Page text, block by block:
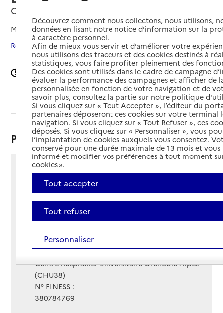
Coublevie, ISERE
Mis à jour le08/12/2025
Rechercher les établissements autour de Coublevie
Signaler une erreur
Sommaire
Présentation
Chemin des Dominicains
38500 - Coublevie
Voir itinéraire
Téléphone :
04 76 67 13 10
Contact
Contact
Site Internet
Site internet non renseigné
Gestionnaire :
Centre hospitalier universitaire Grenoble Alpes
(CHU38)
N° FINESS :
380784769
Découvrez comment nous collectons, nous utilisons,
données en lisant notre notice d’information sur la
à caractère personnel.
Afin de mieux vous servir et d’améliorer votre
nous utilisons des traceurs et des cookies destinés à
statistiques, vous faire profiter pleinement des
Des cookies sont utilisés dans le cadre de campagne
évaluer la performance des campagnes et afficher de
personnalisée en fonction de votre navigation et de
savoir plus, consultez la partie sur notre politique
Si vous cliquez sur « Tout Accepter », l’éditeur du
partenaires déposeront ces cookies sur votre terminal
navigation. Si vous cliquez sur « Tout Refuser », ces
déposés. Si vous cliquez sur « Personnaliser », vous
l’implantation de cookies auxquels vous consentez.
conservé pour une durée maximale de 13 mois et
informé et modifier vos préférences à tout moment
cookies ».
Tout accepter
Tout refuser
Personnaliser